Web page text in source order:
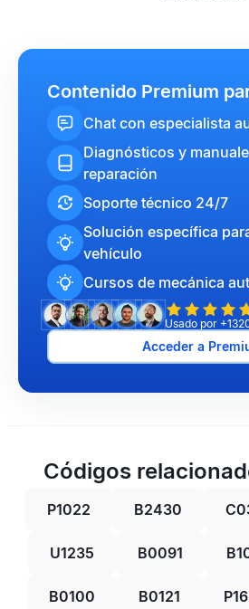
Contenido Premium
Chat con especialista
Diagnósticos y
reparación
Soporte técnico 24/7
Solución específica
vehículo
Cursos de mecánica
Usado por
Acceder a
Códigos
P1022 B2430
U1235 B0091
B0100 B0121